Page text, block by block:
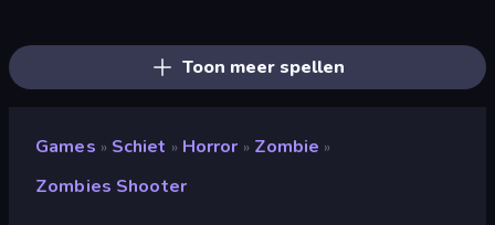
Toon meer spellen
Games » Schiet » Horror » Zombie »
Zombies Shooter